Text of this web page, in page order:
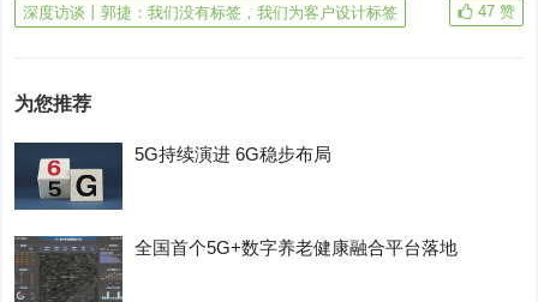
深度访谈丨郭捷：我们没有标签，我们为客户设计标签 47 赞
为您推荐
5G持续演进 6G稳步布局
全国首个5G+数字养老健康融合平台落地